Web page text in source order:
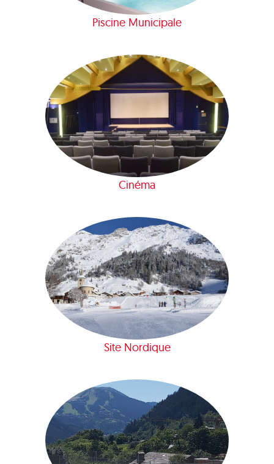
Piscine Municipale
Cinéma
Site Nordique